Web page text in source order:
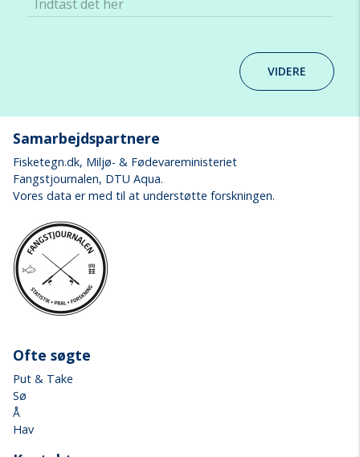
Indtast det her
VIDERE
Samarbejdspartnere
Fisketegn.dk, Miljø- & Fødevareministeriet
Fangstjournalen, DTU Aqua.
Vores data er med til at understøtte forskningen.
Ofte søgte
Put & Take
Sø
Å
Hav